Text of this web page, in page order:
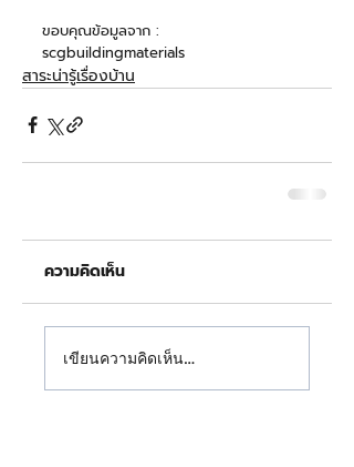
ขอบคุณข้อมูลจาก :
scgbuildingmaterials
สาระน่ารู้เรื่องบ้าน
ความคิดเห็น
เขียนความคิดเห็น…